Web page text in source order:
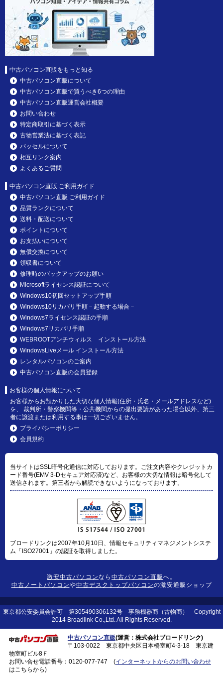
中古パソコン直販をもっと知る
中古パソコン直販について
中古パソコン直販で買うべき6つの理由
中古パソコン直販運営会社概要
お問い合わせ
特定商取引に基づく表示
古物営業法に基づく表記
パッセルについて
相互リンク案内
よくあるご質問
中古パソコン直販 ご利用ガイド
中古パソコン直販 ご利用ガイド
品質ランクについて
送料・配送について
ポイントについて
お支払いについて
無償交換について
領収書について
修理時のバックアップのお願い
Microsoftライセンス認証について
Windows10初回セットアップ手順
Windows10リカバリ手順－起動する場合－
Windows7ライセンス認証の手順
Windows7リカバリ手順
WEBROOTアンチウィルス インストール方法
WindowsLiveメール インストール方法
レンタルパソコンのご案内
中古パソコン直販の会員登録
お客様の個人情報について
お客様からお預かりした大切な個人情報(住所・氏名・メールアドレスなど)
を、 裁判所・警察機関等・公共機関からの提出要請があった場合以外、第三
者に譲渡または利用する事は一切ございません。
プライバシーポリシー
会員規約
当サイトはSSL暗号化通信に対応しております。ご注文内容やクレジットカ
ード番号(EMV 3-Dセキュア対応済)など、お客様の大切な情報は暗号化して
送信されます。第三者から解読できないようになっております。
ブロードリンクは2007年10月10日、情報セキュリティマネジメントシステ
ム「ISO27001」の認証を取得しました。
激安中古パソコンなら 中古パソコン直販へ。
中古ノートパソコンや中古デスクトップパソコンの激安通販ショップ
東京都公安委員会許可 第305490306132号 事務機器商（古物商） Copyright
2014 Broadlink Co.,Ltd. All Rights Reserved.
中古パソコン直販(運営：株式会社ブロードリンク)
〒103-0022 東京都中央区日本橋室町4-3-18 東京建
物室町ビル8Ｆ
お問い合せ電話番号： 0120-077-747 (インターネットからのお問い合わせ
はこちらから)